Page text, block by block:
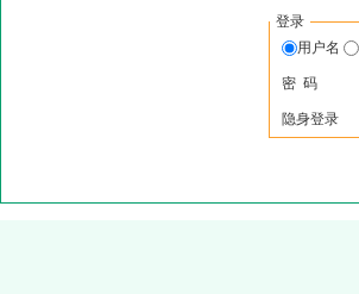
登录
用户名
密 码
隐身登录